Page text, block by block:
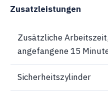
Zusatzleistungen
Zusätzliche
angefangene 15
Sicherheitszylinder